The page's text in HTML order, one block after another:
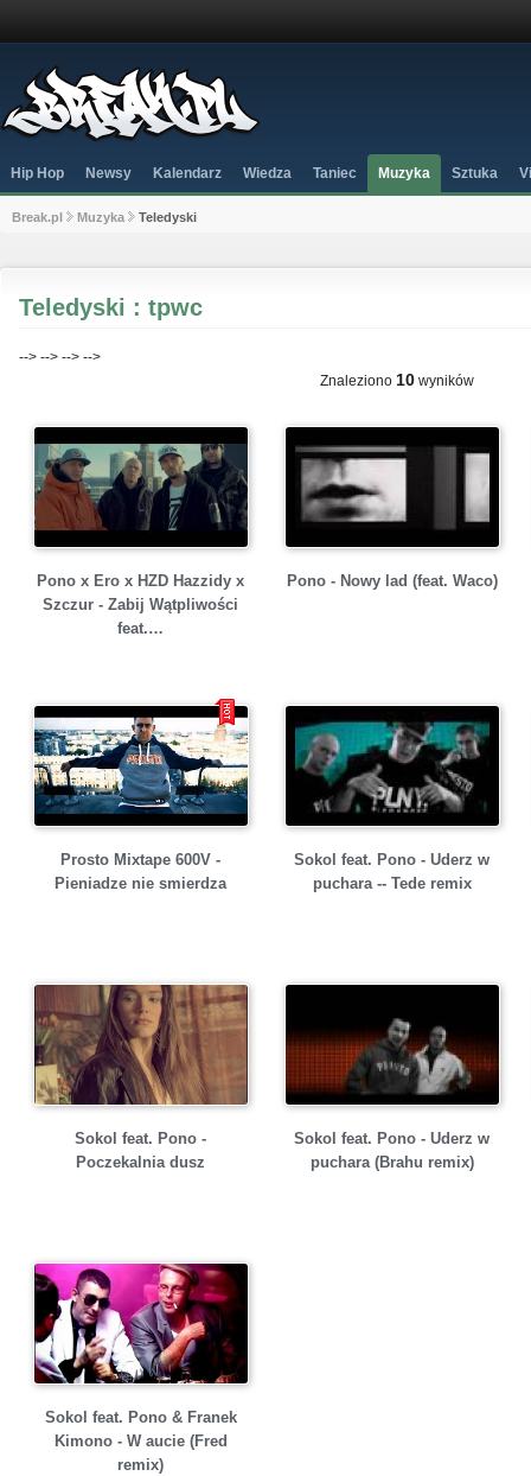
Hip Hop Newsy Kalendarz Wiedza Taniec Muzyka Sztuka
Break.pl Muzyka Teledyski
Teledyski : tpwc
--> --> --> -->
Znaleziono 10 wyników
Pono x Ero x HZD Hazzidy x
Szczur - Zabij Wątpliwości
feat.…
Pono - Nowy lad (feat. Waco)
Prosto Mixtape 600V -
Pieniadze nie smierdza
Sokol feat. Pono - Uderz w
puchara -- Tede remix
Sokol feat. Pono -
Poczekalnia dusz
Sokol feat. Pono - Uderz w
puchara (Brahu remix)
Sokol feat. Pono & Franek
Kimono - W aucie (Fred
remix)